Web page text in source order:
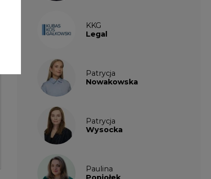
KKG
Legal
Patrycja
Nowakowska
Patrycja
Wysocka
Paulina